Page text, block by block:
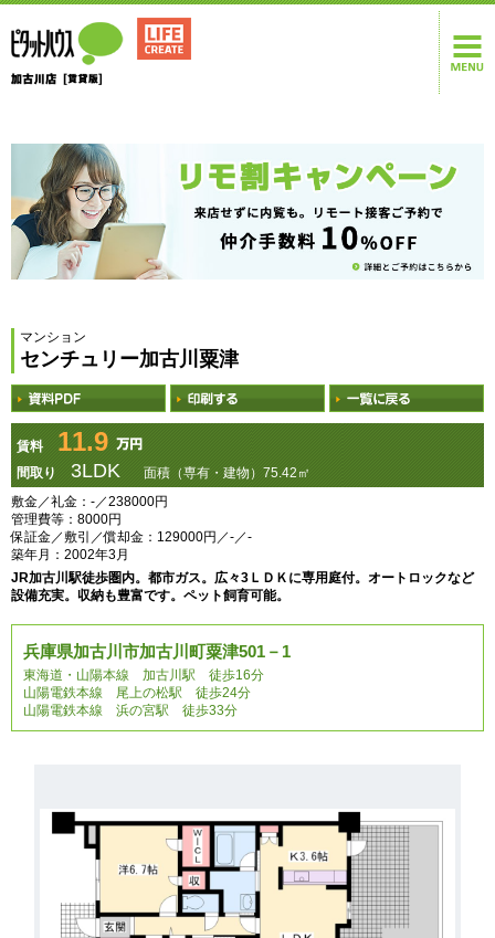
マンション
センチュリー加古川粟津
賃料 11.9
間取り 3LDK
面積（専有・建物）75.42㎡
敷金／礼金：-／238000円
管理費等：8000円
保証金／敷引／償却金：129000円／-／-
築年月：2002年3月
JR加古川駅徒歩圏内。都市ガス。広々3ＬＤＫに専用庭付。オートロックなど
設備充実。収納も豊富です。ペット飼育可能。
兵庫県加古川市加古川町粟津501－1
東海道・山陽本線 加古川駅 徒歩16分
山陽電鉄本線 尾上の松駅 徒歩24分
山陽電鉄本線 浜の宮駅 徒歩33分